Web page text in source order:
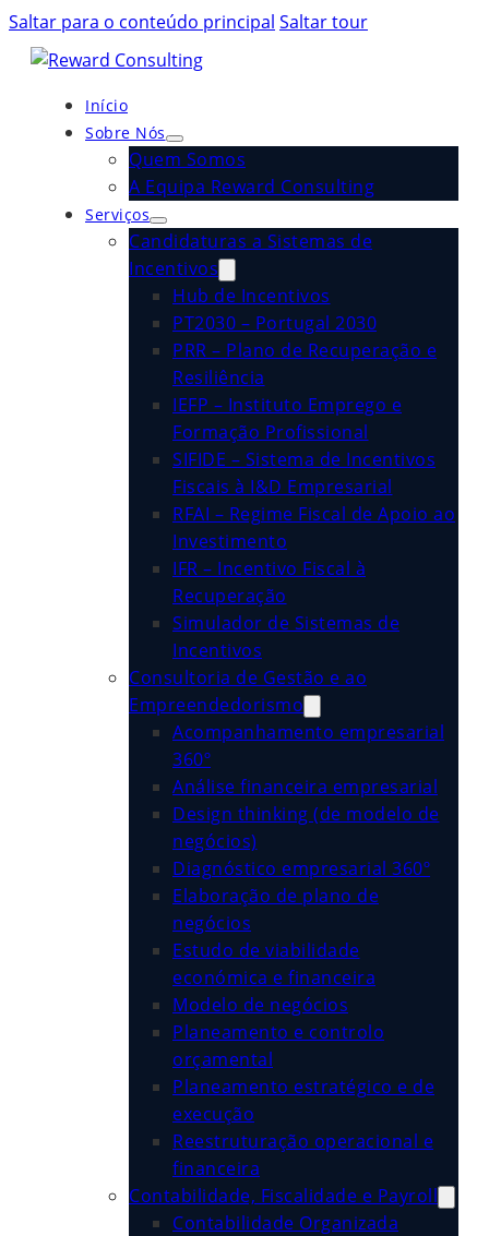
Saltar para o conteúdo principal Saltar tour
Início
Sobre Nós
Quem Somos
A Equipa Reward Consulting
Serviços
Candidaturas a Sistemas de
Incentivos
Hub de Incentivos
PT2030 – Portugal 2030
PRR – Plano de Recuperação e
Resiliência
IEFP – Instituto Emprego e
Formação Profissional
SIFIDE – Sistema de Incentivos
Fiscais à I&D Empresarial
RFAI – Regime Fiscal de Apoio ao
Investimento
IFR – Incentivo Fiscal à
Recuperação
Simulador de Sistemas de
Incentivos
Consultoria de Gestão e ao
Empreendedorismo
Acompanhamento empresarial
360º
Análise financeira empresarial
Design thinking (de modelo de
negócios)
Diagnóstico empresarial 360º
Elaboração de plano de
negócios
Estudo de viabilidade
económica e financeira
Modelo de negócios
Planeamento e controlo
orçamental
Planeamento estratégico e de
execução
Reestruturação operacional e
financeira
Contabilidade, Fiscalidade e Payroll
Contabilidade Organizada